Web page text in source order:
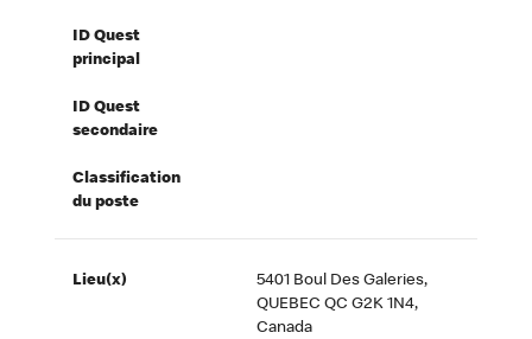
ID Quest
principal
ID Quest
secondaire
Classification
du poste
Lieu(x)
5401 Boul Des Galeries,
QUEBEC QC G2K 1N4,
Canada